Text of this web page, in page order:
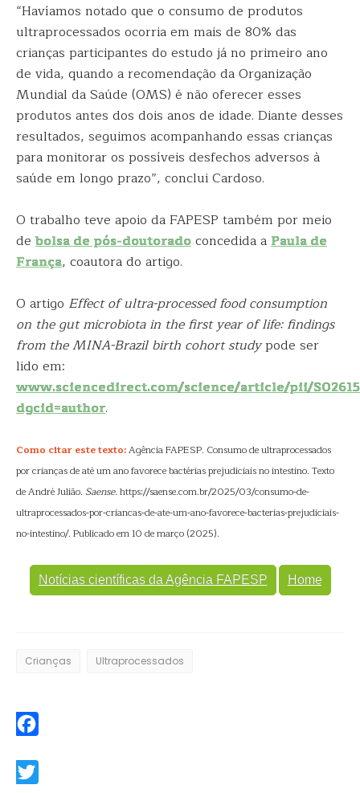
“Havíamos notado que o consumo de produtos
ultraprocessados ocorria em mais de 80% das
crianças participantes do estudo já no primeiro ano
de vida, quando a recomendação da Organização
Mundial da Saúde (OMS) é não oferecer esses
produtos antes dos dois anos de idade. Diante desses
resultados, seguimos acompanhando essas crianças
para monitorar os possíveis desfechos adversos à
saúde em longo prazo”, conclui Cardoso.
O trabalho teve apoio da FAPESP também por meio
de bolsa de pós-doutoradoconcedida aPaula de
França, coautora do artigo.
O artigo Effect of ultra-processed food consumption
on the gut microbiota in the first year of life: findings
from the MINA-Brazil birth cohort studypode ser
lido em:
www.sciencedirect.com/science/article/pii/
dgcid=author.
Como citar este texto:Agência FAPESP. Consumo de ultraprocessados
por crianças de até um ano favorece bactérias prejudiciais no intestino. Texto
de André Julião. Saense. https://saense.com.br/2025/03/consumo-de-
ultraprocessados-por-criancas-de-ate-um-ano-favorece-bacterias-prejudiciais-
no-intestino/. Publicado em 10 de março (2025).
Notícias científicas da Agência FAPESP Home
Crianças Ultraprocessados